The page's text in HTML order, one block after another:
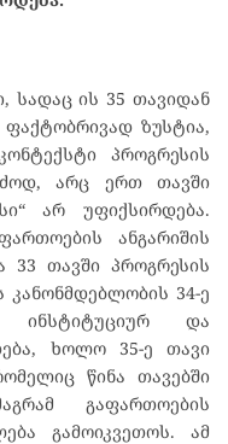
სადაც ის 35 თავიდან
ზუსტია,
პროგრესის
არც ერთ თავში
არ უფიქსირდება.
ანგარიშის
33 თავში პროგრესის
კანონმდებლობის 34-ე
ინსტიტუციურ და
ხოლო 35-ე თავი
წინა თავებში
გაფართოების
გამოიკვეთოს. ამ